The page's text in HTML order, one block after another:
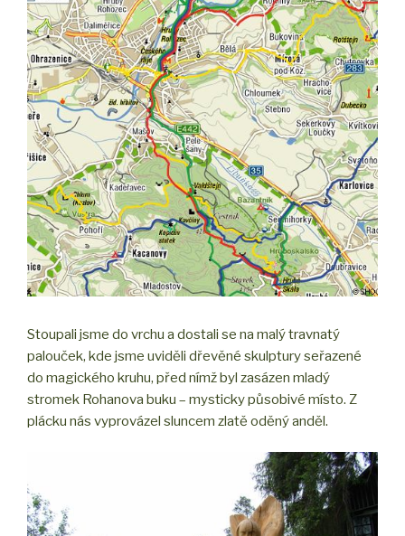
Stoupali jsme do vrchu a dostali se na malý travnatý
palouček, kde jsme uviděli dřevěné skulptury seřazené
do magického kruhu, před nímž byl zasázen mladý
stromek Rohanova buku – mysticky působivé místo. Z
plácku nás vyprovázel sluncem zlatě oděný anděl.